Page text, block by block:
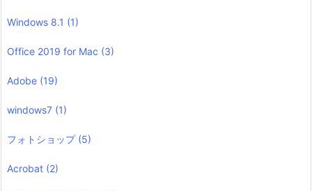
Windows 8.1 (1)
Office 2019 for Mac (3)
Adobe (19)
windows7 (1)
フォトショップ (5)
Acrobat (2)